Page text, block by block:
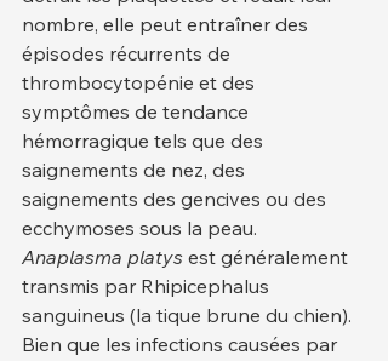
nombre, elle peut entraîner des
épisodes récurrents de
thrombocytopénie et des
symptômes de tendance
hémorragique tels que des
saignements de nez, des
saignements des gencives ou des
ecchymoses sous la peau.
Anaplasma platys est généralement
transmis par Rhipicephalus
sanguineus (la tique brune du chien).
Bien que les infections causées par